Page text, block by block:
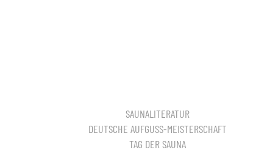
SAUNALITERATUR
DEUTSCHE AUFGUSS-MEISTERSCHAFT
TAG DER SAUNA